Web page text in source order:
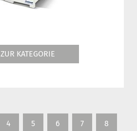
ZUR KATEGORIE
4 5 6 7 8